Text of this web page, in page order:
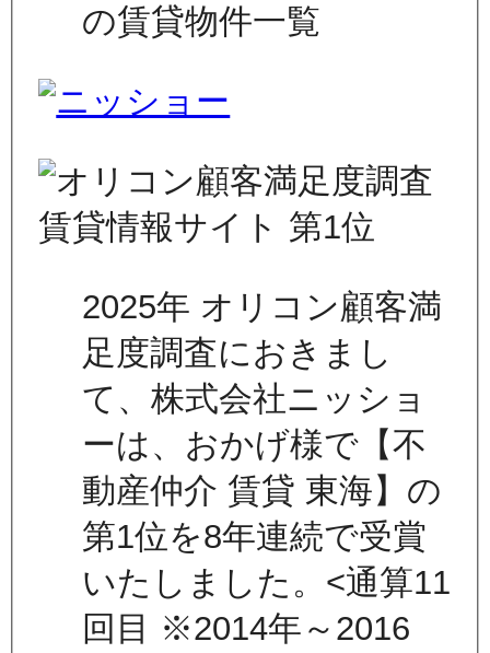
の賃貸物件一覧
2025年 オリコン顧客満
足度調査におきまし
て、株式会社ニッショ
ーは、おかげ様で【不
動産仲介 賃貸 東海】の
第1位を8年連続で受賞
いたしました。<通算11
回目 ※2014年～2016